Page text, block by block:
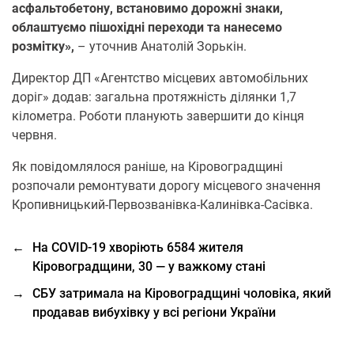
асфальтобетону, встановимо дорожні знаки,
облаштуємо пішохідні переходи та нанесемо
розмітку», – уточнив Анатолій Зорькін.
Директор ДП «Агентство місцевих автомобільних
доріг» додав: загальна протяжність ділянки 1,7
кілометра. Роботи планують завершити до кінця
червня.
Як повідомлялося раніше, на Кіровоградщині
розпочали ремонтувати дорогу місцевого значення
Кропивницький-Первозванiвка-Калинiвка-Сасiвка.
←
На COVID-19 хворіють 6584 жителя
Кіровоградщини, 30 — у важкому стані
→
СБУ затримала на Кіровоградщині чоловіка, який
продавав вибухівку у всі регіони України